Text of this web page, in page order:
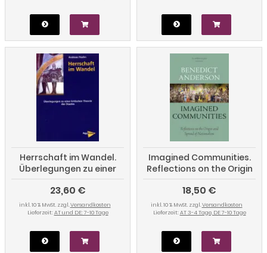
Herrschaft im Wandel.
Überlegungen zu einer
kritischen Theorie des
Staates
23,60 €
inkl. 10 % MwSt. zzgl.Versandkosten
Lieferzeit: AT und DE: 7-10 Tage
Imagined Communities.
Reflections on the Origin
and Spread of
Nationalism
18,50 €
inkl. 10 % MwSt. zzgl.Versandkosten
Lieferzeit: AT 3-4 Tage, DE 7-10 Tage